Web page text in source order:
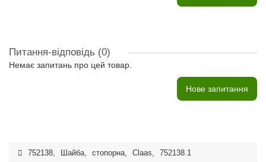
Питання-відповідь (0)
Немає запитань про цей товар.
Нове запитання
752138, Шайба, стопорна, Claas, 752138.1